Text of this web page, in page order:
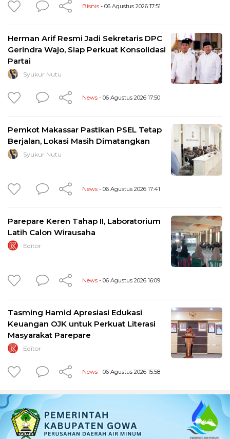
Bisnis - 06 Agustus 2026 17:51
Herman Arif Resmi Jadi Sekretaris DPC
Gerindra Wajo, Siap Perkuat Konsolidasi
Partai
Syukur Nutu
News - 06 Agustus 2026 17:50
Pemkot Makassar Pastikan PSEL Tetap
Berjalan, Lokasi Masih Dimatangkan
Syukur Nutu
News - 06 Agustus 2026 17:41
Parepare Keren Tahap II, Laboratorium
Latih Calon Wirausaha
Editor
News - 06 Agustus 2026 16:09
Tasming Hamid Apresiasi Edukasi
Keuangan OJK untuk Perkuat Literasi
Masyarakat Parepare
Editor
News - 06 Agustus 2026 15:58